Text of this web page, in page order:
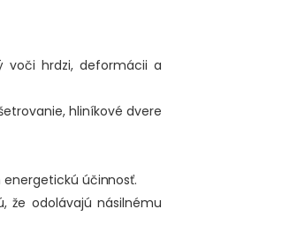
voči hrdzi, deformácii a
hliníkové dvere
účinnosť.
že odolávajú násilnému